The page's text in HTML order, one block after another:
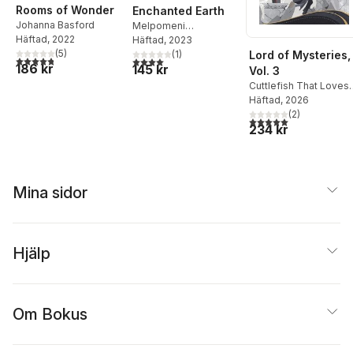
Rooms of Wonder
Johanna Basford
Häftad, 2022
4,8utav 5 stjärnor. Totalt antal röster:
(5)
186 kr
Enchanted Earth
Melpomeni
Chatzipanagiotou
Jocelyn Norbury
Häftad, 2023
4,0utav 5 stjärnor. Totalt antal röster:
(1)
145 kr
Lord of Mysteries,
Vol. 3
Cuttlefish That Loves
Diving, Amixy
Häftad, 2026
5,0utav 5 stjärnor.
(2)
234 kr
Mina sidor
Hjälp
Om Bokus